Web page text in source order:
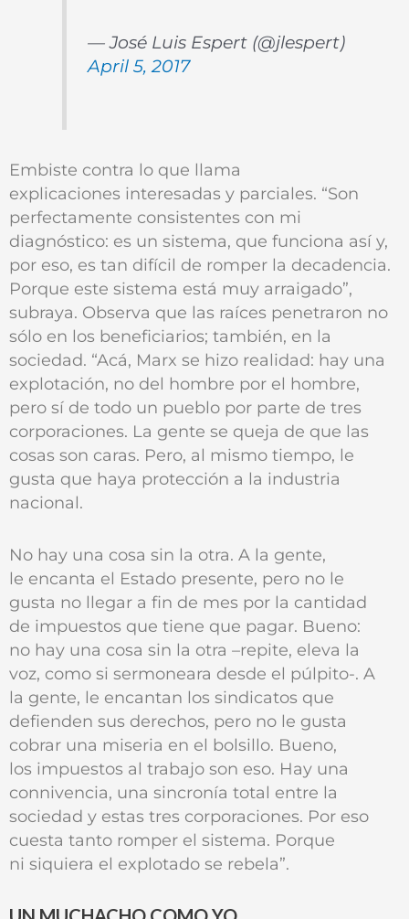
— José Luis Espert (@jlespert)
April 5, 2017
Embiste contra lo que llama
explicaciones interesadas y parciales. “Son
perfectamente consistentes con mi
diagnóstico: es un sistema, que funciona así y,
por eso, es tan difícil de romper la decadencia.
Porque este sistema está muy arraigado”,
subraya. Observa que las raíces penetraron no
sólo en los beneficiarios; también, en la
sociedad. “Acá, Marx se hizo realidad: hay una
explotación, no del hombre por el hombre,
pero sí de todo un pueblo por parte de tres
corporaciones. La gente se queja de que las
cosas son caras. Pero, al mismo tiempo, le
gusta que haya protección a la industria
nacional.
No hay una cosa sin la otra. A la gente,
le encanta el Estado presente, pero no le
gusta no llegar a fin de mes por la cantidad
de impuestos que tiene que pagar. Bueno:
no hay una cosa sin la otra –repite, eleva la
voz, como si sermoneara desde el púlpito-. A
la gente, le encantan los sindicatos que
defienden sus derechos, pero no le gusta
cobrar una miseria en el bolsillo. Bueno,
los impuestos al trabajo son eso. Hay una
connivencia, una sincronía total entre la
sociedad y estas tres corporaciones. Por eso
cuesta tanto romper el sistema. Porque
ni siquiera el explotado se rebela”.